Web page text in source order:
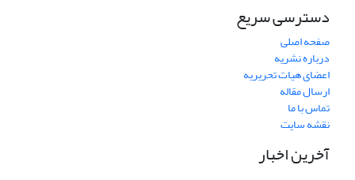
دسترسی سریع
صفحه اصلی
درباره نشریه
اعضای هیات تحریریه
ارسال مقاله
تماس با ما
نقشه سایت
آخرین اخبار